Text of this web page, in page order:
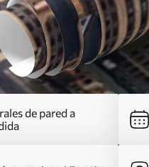
de pared a